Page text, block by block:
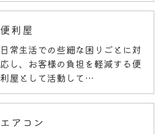
便利屋
日常生活での些細な困りごとに対
応し、お客様の負担を軽減する便
利屋として活動して…
エアコン